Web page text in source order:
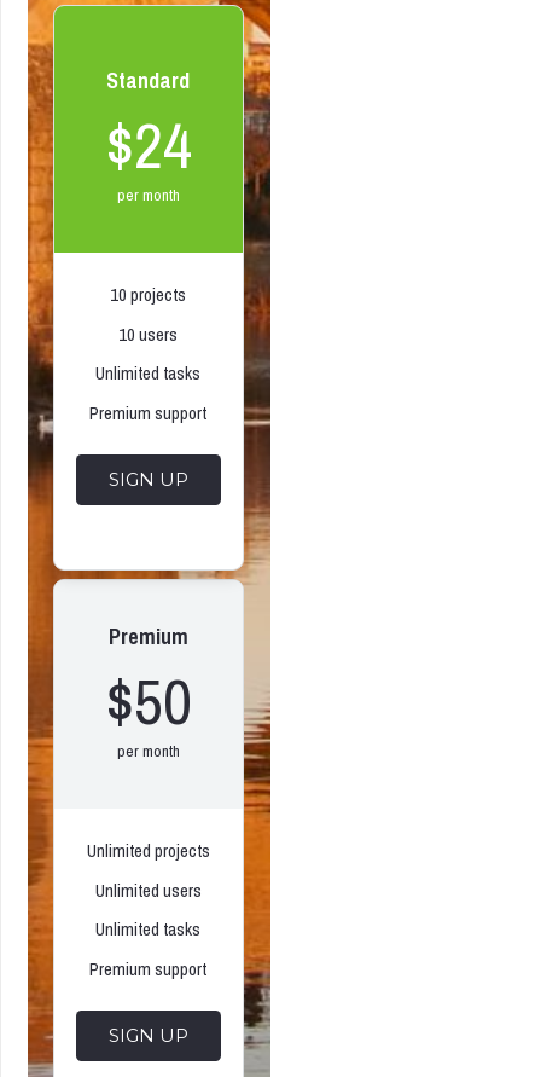
Standard
$24
per month
10 projects
10 users
Unlimited tasks
Premium support
SIGN UP
Premium
$50
per month
Unlimited projects
Unlimited users
Unlimited tasks
Premium support
SIGN UP